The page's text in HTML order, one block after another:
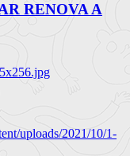
RENOVA A
uploads/2021/10/1-